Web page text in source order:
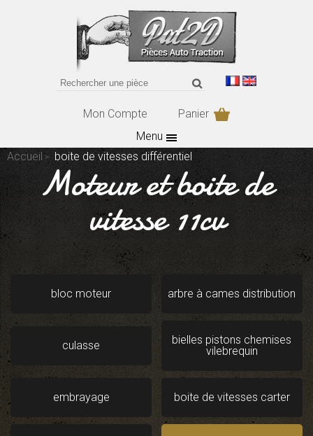
Mon Compte
Panier
Menu
Accueil
boite de vitesses différentiel
Moteur et boite de
vitesse 11cv
bloc moteur arbre à cames distribution
culasse
bielles pistons chemises
vilebrequin
embrayage boite de vitesses carter